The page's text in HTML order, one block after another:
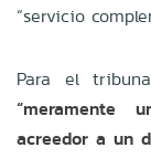
“servicio
Para el
“meramente
acreedor a un